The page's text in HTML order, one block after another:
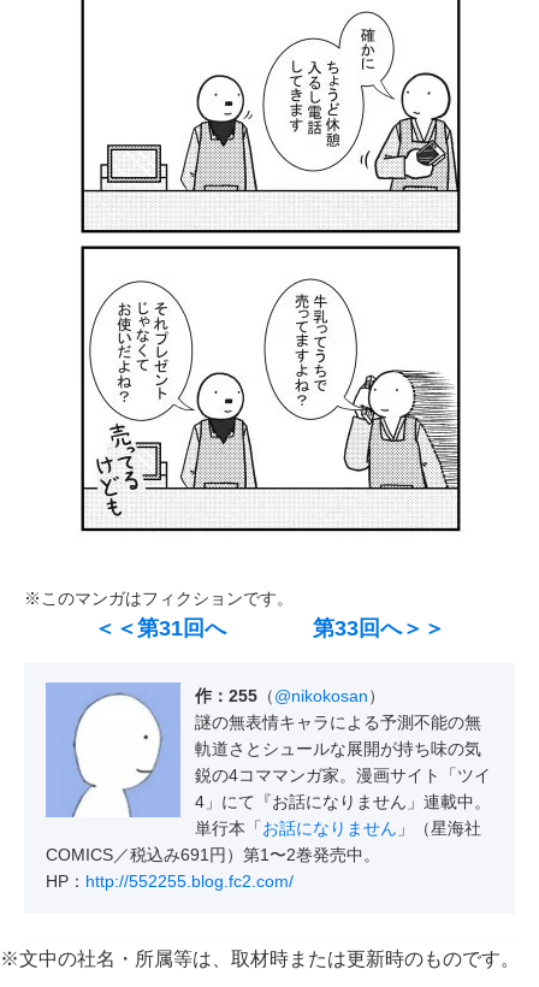
※このマンガはフィクションです。
＜＜第31回へ 第33回へ＞＞
作：255（@nikokosan）
謎の無表情キャラによる予測不能の無
軌道さとシュールな展開が持ち味の気
鋭の4コママンガ家。漫画サイト「ツイ
4」にて『お話になりません」連載中。
単行本「お話になりません 」（星海社
COMICS／税込み691円）第1〜2巻発売中。
HP： http://552255.blog.fc2.com/
※文中の社名・所属等は、取材時または更新時のものです。